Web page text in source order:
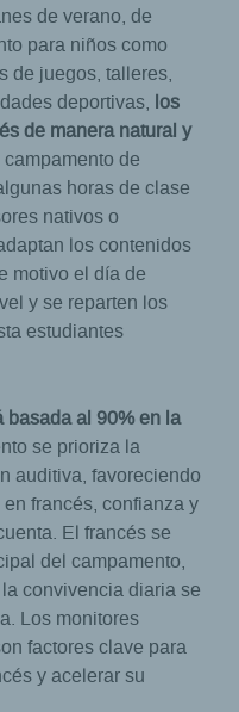
de verano, de
para niños como
de juegos, talleres,
deportivas, los
de manera natural y
campamento de
horas de clase
nativos o
los contenidos
motivo el día de
y se reparten los
estudiantes
basada al 90% en la
se prioriza la
auditiva, favoreciendo
francés, confianza y
El francés se
del campamento,
convivencia diaria se
Los monitores
factores clave para
y acelerar su